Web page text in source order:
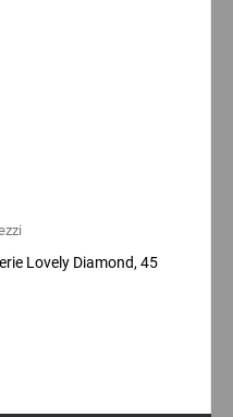
Lovely Diamond, 45